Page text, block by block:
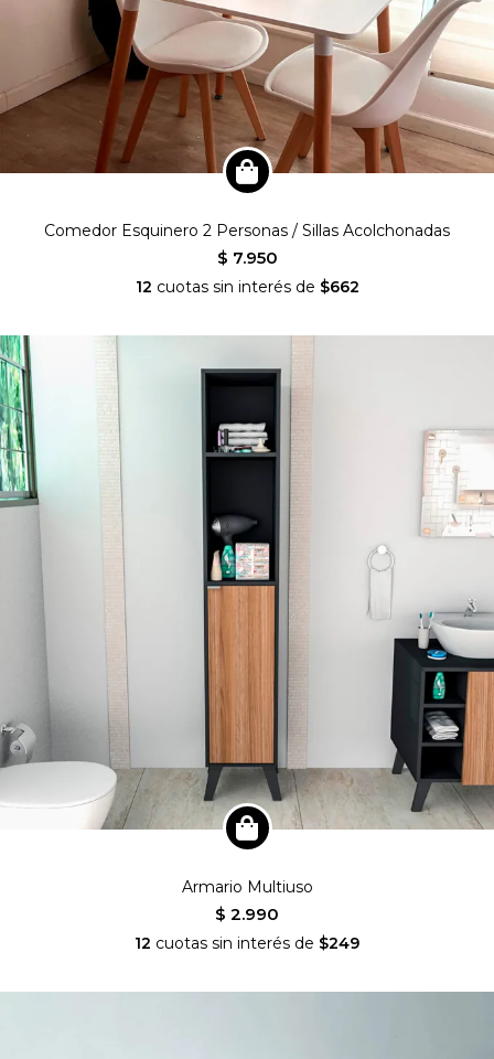
Comedor Esquinero 2 Personas / Sillas Acolchonadas
$ 7.950
12 cuotas sin interés de $662
Armario Multiuso
$ 2.990
12 cuotas sin interés de $249